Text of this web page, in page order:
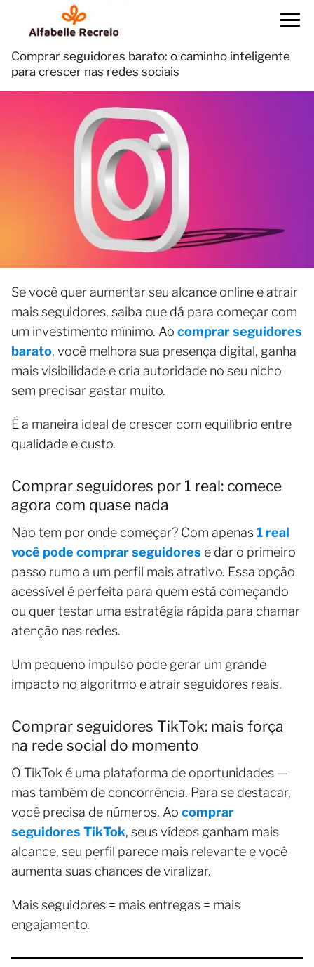
Comprar seguidores barato: o caminho inteligente
para crescer nas redes sociais
Se você quer aumentar seu alcance online e atrair
mais seguidores, saiba que dá para começar com
um investimento mínimo. Ao comprar seguidores
barato, você melhora sua presença digital, ganha
mais visibilidade e cria autoridade no seu nicho
sem precisar gastar muito.
É a maneira ideal de crescer com equilíbrio entre
qualidade e custo.
Comprar seguidores por 1 real: comece
agora com quase nada
Não tem por onde começar? Com apenas1 real
você pode comprar seguidores e dar o primeiro
passo rumo a um perfil mais atrativo. Essa opção
acessível é perfeita para quem está começando
ou quer testar uma estratégia rápida para chamar
atenção nas redes.
Um pequeno impulso pode gerar um grande
impacto no algoritmo e atrair seguidores reais.
Comprar seguidores TikTok: mais força
na rede social do momento
O TikTok é uma plataforma de oportunidades —
mas também de concorrência. Para se destacar,
você precisa de números. Ao comprar
seguidores TikTok, seus vídeos ganham mais
alcance, seu perfil parece mais relevante e você
aumenta suas chances de viralizar.
Mais seguidores = mais entregas = mais
engajamento.